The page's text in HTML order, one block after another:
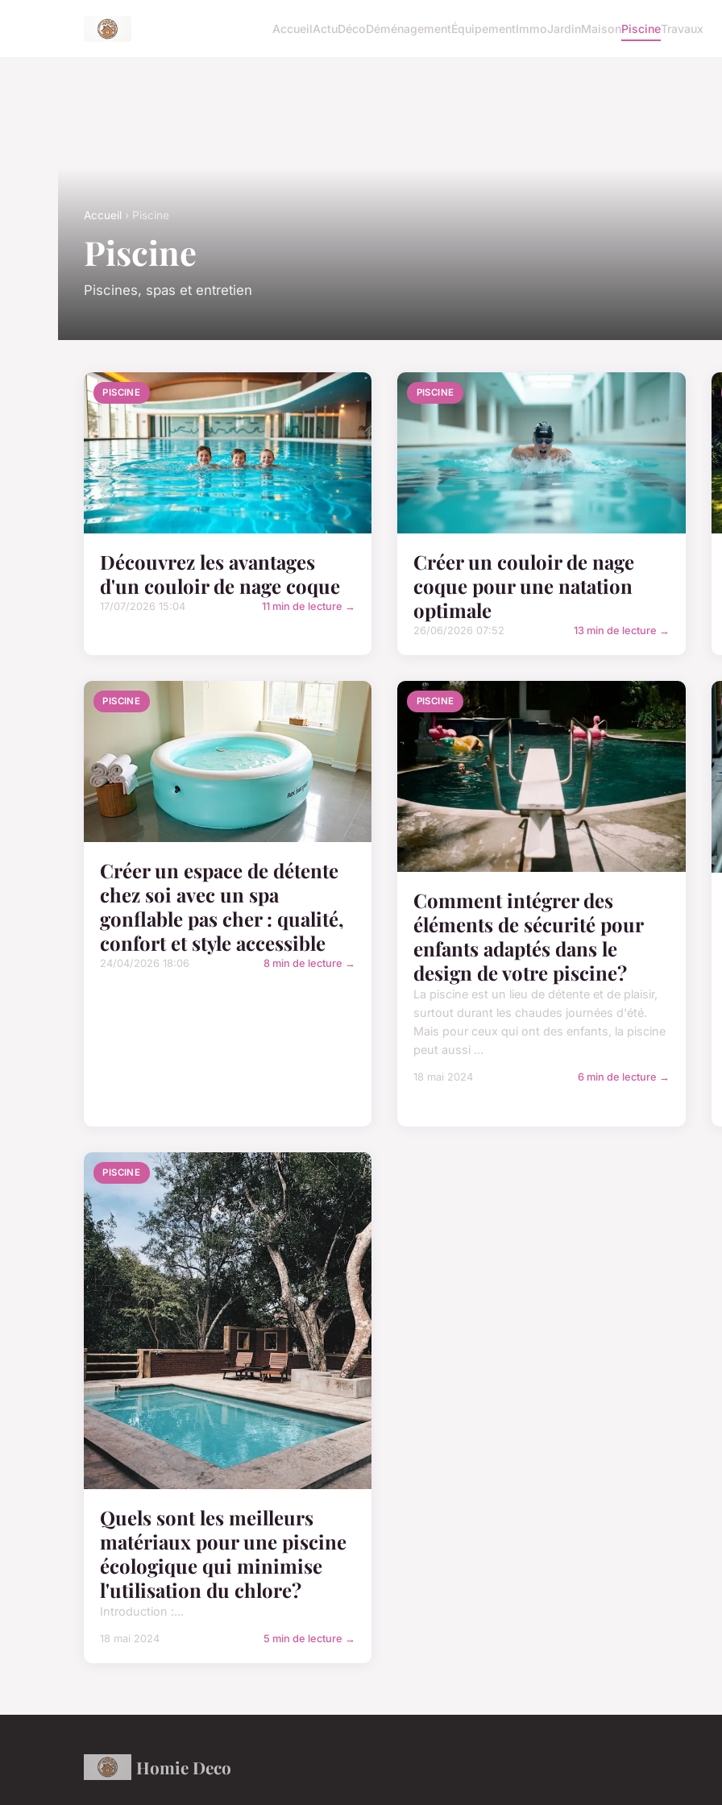
AccueilActuDécoDéménagementÉquipementImmoJardinMaisonPiscineTravaux
Accueil › Piscine
Piscine
Piscines, spas et entretien
PISCINE
Découvrez les avantages
d'un couloir de nage coque
17/07/2026 15:04 11 min de lecture →
PISCINE
Créer un couloir de nage
coque pour une natation
optimale
26/06/2026 07:52 13 min de lecture →
PISCINE
Créer un espace de détente
chez soi avec un spa
gonflable pas cher : qualité,
confort et style accessible
24/04/2026 18:06 8 min de lecture →
PISCINE
Comment intégrer des
éléments de sécurité pour
enfants adaptés dans le
design de votre piscine?
La piscine est un lieu de détente et de plaisir,
surtout durant les chaudes journées d'été.
Mais pour ceux qui ont des enfants, la piscine
peut aussi ...
18 mai 2024 6 min de lecture →
PISCINE
Quels sont les meilleurs
matériaux pour une piscine
écologique qui minimise
l'utilisation du chlore?
Introduction :...
18 mai 2024 5 min de lecture →
Homie Deco